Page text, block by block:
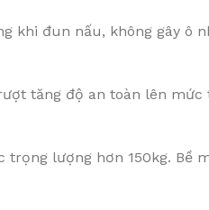
khi đun nấu, không gây
tăng độ an toàn lên
lượng hơn 150kg. Bề